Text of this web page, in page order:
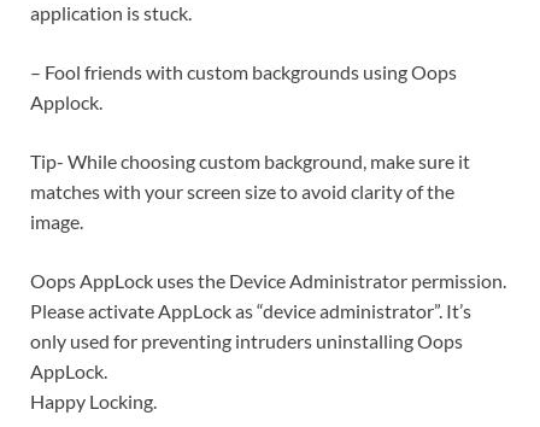
application is stuck.
– Fool friends with custom backgrounds using Oops
Applock.
Tip- While choosing custom background, make sure it
matches with your screen size to avoid clarity of the
image.
Oops AppLock uses the Device Administrator permission.
Please activate AppLock as “device administrator”. It’s
only used for preventing intruders uninstalling Oops
AppLock.
Happy Locking.